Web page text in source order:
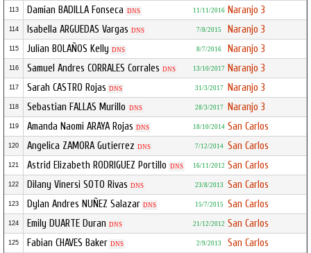
113 Damian BADILLA Fonseca DNS 11/11/2016 Naranjo 3
114 Isabella ARGUEDAS Vargas DNS 7/8/2015 Naranjo 3
115 Julian BOLAÑOS Kelly DNS 8/7/2016 Naranjo 3
116 Samuel Andres CORRALES Corrales DNS 13/10/2017 Naranjo 3
117 Sarah CASTRO Rojas DNS 31/3/2017 Naranjo 3
118 Sebastian FALLAS Murillo DNS 28/3/2017 Naranjo 3
119 Amanda Naomi ARAYA Rojas DNS 18/10/2014 San Carlos
120 Angelica ZAMORA Gutierrez DNS 7/12/2014 San Carlos
121 Astrid Elizabeth RODRIGUEZ Portillo DNS 16/11/2012 San Carlos
122 Dilany Vinersi SOTO Rivas DNS 23/8/2013 San Carlos
123 Dylan Andres NUÑEZ Salazar DNS 15/7/2015 San Carlos
124 Emily DUARTE Duran DNS 21/12/2012 San Carlos
125 Fabian CHAVES Baker DNS 2/9/2013 San Carlos